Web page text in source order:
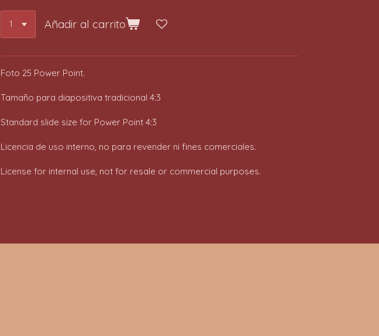
Añadir al carrito
Foto 25 Power Point.
Tamaño para diapositiva tradicional 4:3
Standard slide size for Power Point 4:3
Licencia de uso interno, no para revender ni fines comerciales.
License for internal use, not for resale or commercial purposes.